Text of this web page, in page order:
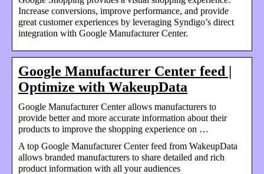
Increase conversions, improve performance, and provide
great customer experiences by leveraging Syndigo’s direct
integration with Google Manufacturer Center.
Google Manufacturer Center feed |
Optimize with WakeupData
Google Manufacturer Center allows manufacturers to
provide better and more accurate information about their
products to improve the shopping experience on …
A top Google Manufacturer Center feed from WakeupData
allows branded manufacturers to share detailed and rich
product information with all your audiences